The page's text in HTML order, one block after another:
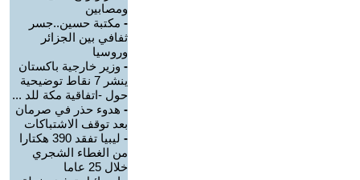
ومصابين
- مكتبة حسين..جسر
ثفافي بين الجزائر
وروسيا
- وزير خارجية باكستان
ينشر 7 نقاط توضيحية
حول -اتفاقية مكة للد ...
- هدوء حذر في صرمان
بعد توقف الاشتباكات
-
ليبيا تفقد 390 هكتارا
من الغطاء الشجري
خلال 25 عاما